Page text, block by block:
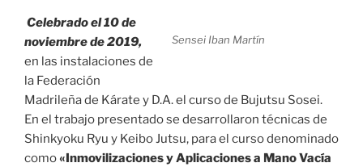
Sensei Iban Martín
Celebrado el 10 de
noviembre de 2019,
en las instalaciones de
la Federación
Madrileña de Kárate y D.A. el curso de Bujutsu Sosei.
En el trabajo presentado se desarrollaron técnicas de
Shinkyoku Ryu y Keibo Jutsu, para el curso denominado
como«Inmovilizaciones y Aplicaciones a Mano Vacía